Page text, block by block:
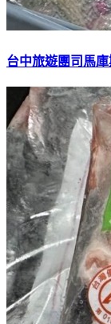
台中旅遊團司馬